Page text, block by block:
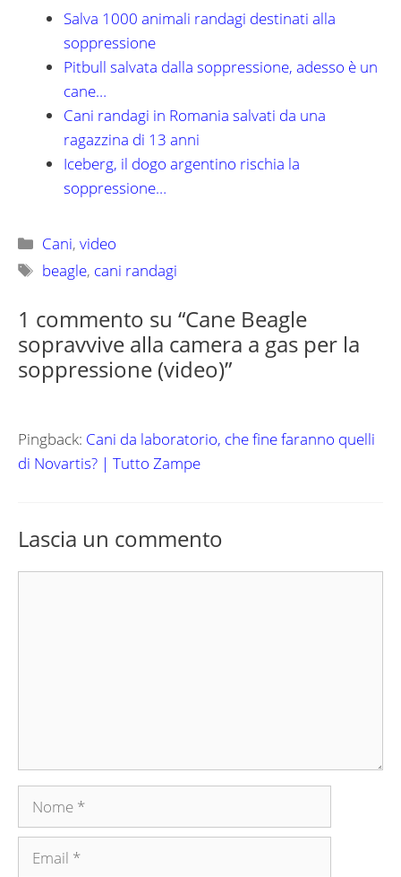
Salva 1000 animali randagi destinati alla
soppressione
Pitbull salvata dalla soppressione, adesso è un
cane…
Cani randagi in Romania salvati da una
ragazzina di 13 anni
Iceberg, il dogo argentino rischia la
soppressione…
Categorie
Cani,video
Tag
beagle, cani randagi
1 commento su “Cane Beagle
sopravvive alla camera a gas per la
soppressione (video)”
Pingback: Cani da laboratorio, che fine faranno quelli
di Novartis? | Tutto Zampe
Lascia un commento
Nome
Email